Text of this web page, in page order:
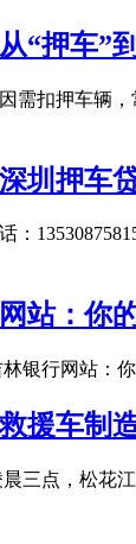
“押车”
需扣押车辆
圳押车
：
站：你
银行网站：
援车制
三点，松花